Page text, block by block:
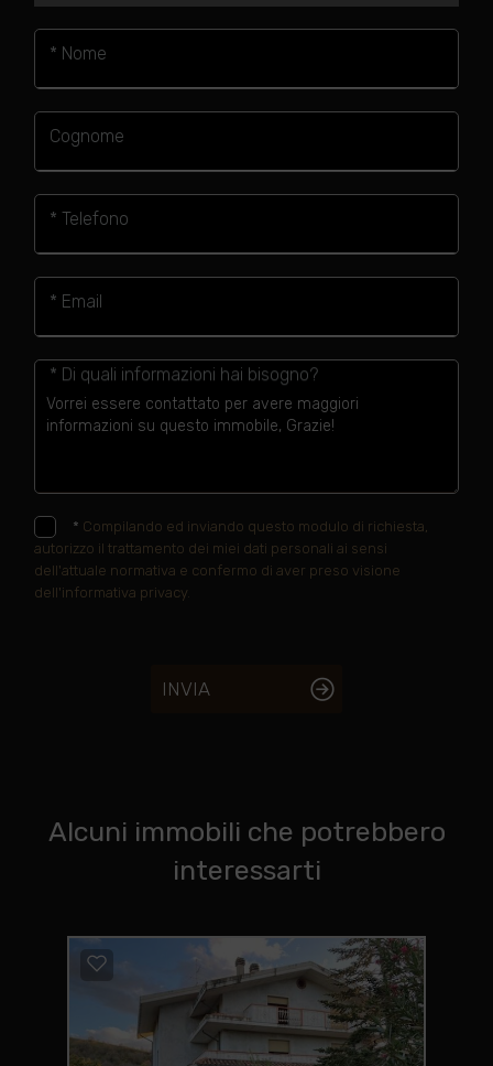
* Nome
Cognome
* Telefono
* Email
* Di quali informazioni hai bisogno?
* Compilando ed inviando questo modulo di richiesta,
autorizzo il trattamento dei miei dati personali ai sensi
dell'attuale normativa e confermo di aver preso visione
dell'informativa privacy.
INVIA
Alcuni immobili che potrebbero
interessarti